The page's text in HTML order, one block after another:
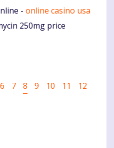
- online casino usa
250mg price
Puslapis
6 Puslapis
7
Current
8 Puslapis
9 Puslapis
10 Puslapis
11 Puslapis
12